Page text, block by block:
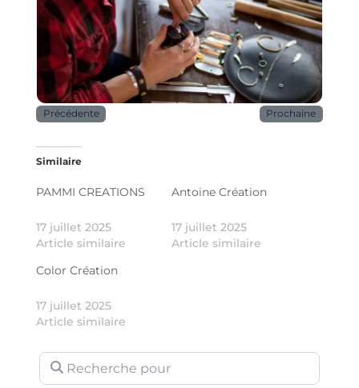
Précédente Prochaine
Similaire
PAMMI CREATIONS
17 juillet 2025
Article similaire
Antoine Création
17 juillet 2025
Article similaire
Color Création
17 juillet 2025
Article similaire
Recherche pour